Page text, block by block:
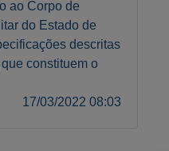
ao Corpo de
do Estado de
descritas
constituem o
17/03/2022 08:03